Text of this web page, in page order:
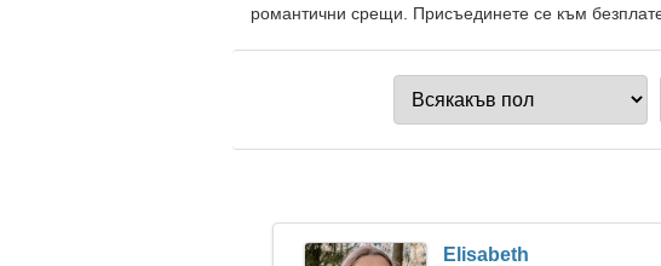
романтични срещи. Присъединете се към
Elisabeth